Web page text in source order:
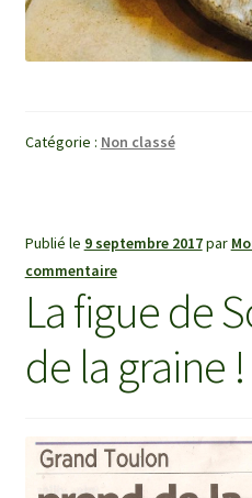
Catégorie : Non classé
Publié le 9 septembre 2017par
commentaire
La figue de
de la graine !